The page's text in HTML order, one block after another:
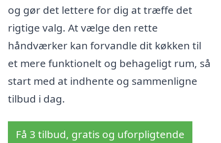
og gør det lettere for dig at træffe det
rigtige valg. At vælge den rette
håndværker kan forvandle dit køkken til
et mere funktionelt og behageligt rum, så
start med at indhente og sammenligne
tilbud i dag.
Få 3 tilbud, gratis og uforpligtende